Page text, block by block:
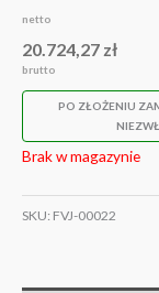
netto
20.724,27 zł
brutto
PO ZŁOŻENIU
Brak w magazynie
SKU: FVJ-00022